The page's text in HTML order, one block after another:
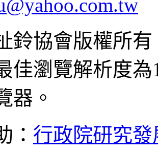
鈴協會版權所
佳瀏覽解析度
器。
： 行政院研究